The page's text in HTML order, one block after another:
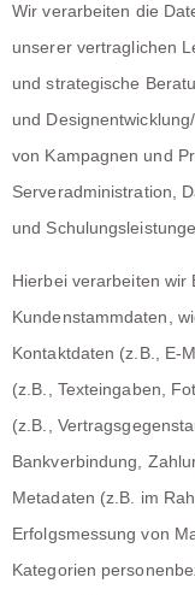
Wir verarbeiten die
unserer vertraglichen
und strategische
und
von Kampagnen und
Serveradministration,
und
Hierbei verarbeiten wir
Kundenstammdaten,
Kontaktdaten (z.B., E-
(z.B., Texteingaben,
(z.B.,
Bankverbindung,
Metadaten (z.B. im
Erfolgsmessung von
Kategorien